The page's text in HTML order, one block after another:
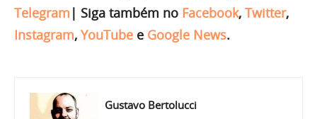
Telegram | Siga também no Facebook, Twitter,
Instagram, YouTube e Google News.
Gustavo Bertolucci